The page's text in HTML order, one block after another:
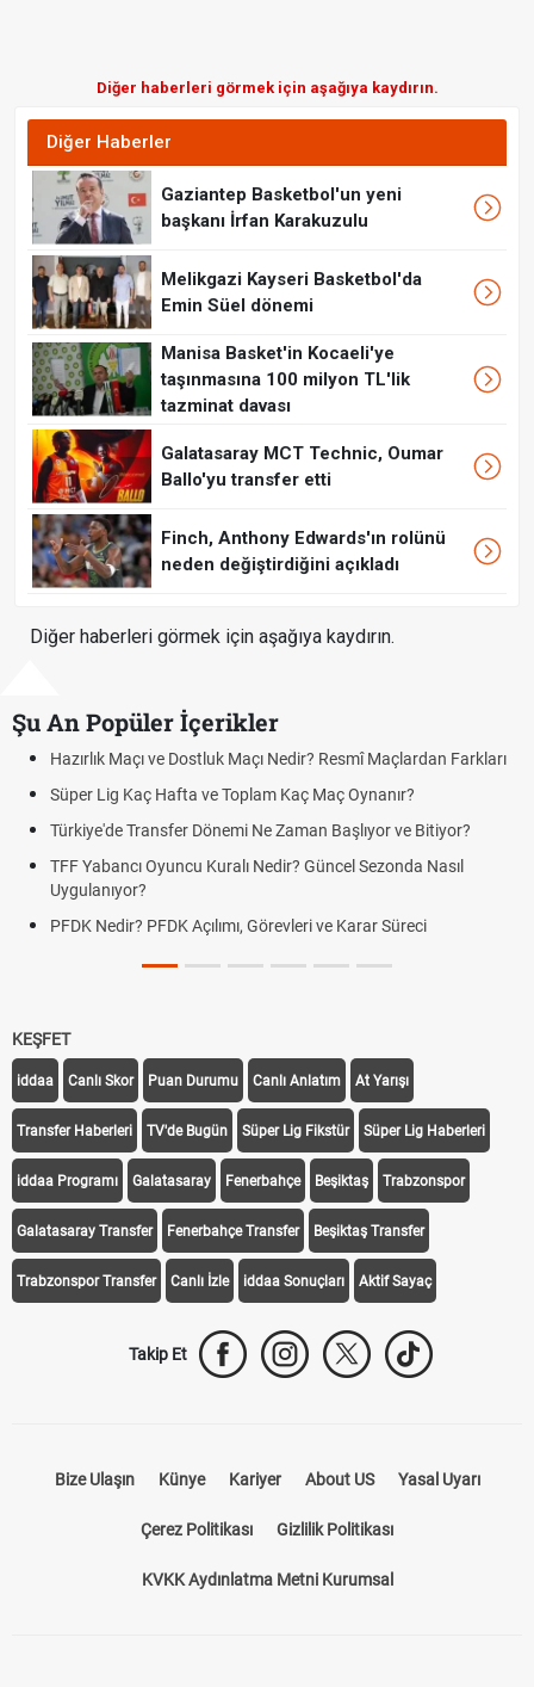
Diğer haberleri görmek için aşağıya kaydırın.
Diğer Haberler
Gaziantep Basketbol'un yeni
başkanı İrfan Karakuzulu
Melikgazi Kayseri Basketbol'da
Emin Süel dönemi
Manisa Basket'in Kocaeli'ye
taşınmasına 100 milyon TL'lik
tazminat davası
Galatasaray MCT Technic, Oumar
Ballo'yu transfer etti
Finch, Anthony Edwards'ın rolünü
neden değiştirdiğini açıkladı
Diğer haberleri görmek için aşağıya kaydırın.
Şu An Popüler İçerikler
Maçı ve Dostluk Maçı Nedir? Resmî Maçlardan Farkları
Lig Kaç Hafta ve Toplam Kaç Maç Oynanır?
Transfer Dönemi Ne Zaman Başlıyor ve Bitiyor?
Yabancı Oyuncu Kuralı Nedir? Güncel Sezonda Nasıl
Nedir? PFDK Açılımı, Görevleri ve Karar Süreci
KEŞFET
iddaa Canlı Skor Puan Durumu Canlı Anlatım At Yarışı
Transfer Haberleri TV'de Bugün Süper Lig Fikstür Süper Lig Haberleri
iddaa Programı Galatasaray Fenerbahçe Beşiktaş Trabzonspor
Galatasaray Transfer Fenerbahçe Transfer Beşiktaş Transfer
Trabzonspor Transfer Canlı İzle iddaa Sonuçları Aktif Sayaç